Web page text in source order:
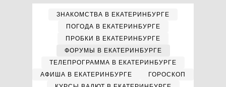
ЗНАКОМСТВА В ЕКАТЕРИНБУРГЕ
ПОГОДА В ЕКАТЕРИНБУРГЕ
ПРОБКИ В ЕКАТЕРИНБУРГЕ
ФОРУМЫ В ЕКАТЕРИНБУРГЕ
ТЕЛЕПРОГРАММА В ЕКАТЕРИНБУРГЕ
АФИША В ЕКАТЕРИНБУРГЕ
ГОРОСКОП